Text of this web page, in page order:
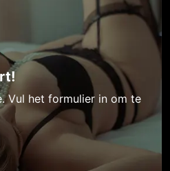
Vul het formulier in om te